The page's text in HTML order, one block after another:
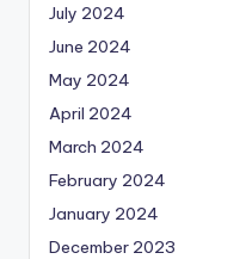
July 2024
June 2024
May 2024
April 2024
March 2024
February 2024
January 2024
December 2023